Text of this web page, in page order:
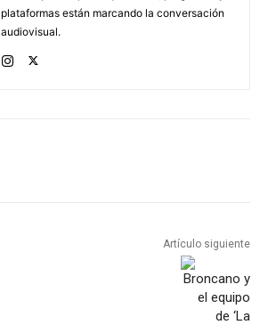
plataformas están marcando la conversación
audiovisual.
Artículo siguiente